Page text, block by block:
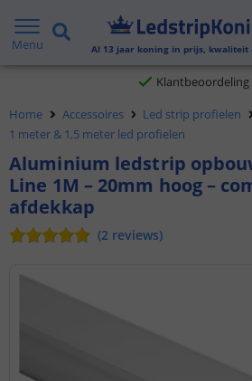
Menu Al 13 jaar koning in prijs, kwaliteit
Gratis verzending vanaf €
Klantbeoordeling
Voor 23:45 uur besteld,
Home Accessoires Led strip profielen
1 meter & 1,5 meter led profielen
Aluminium ledstrip
Line 1M – 20mm hoog –
afdekkap
(2 reviews)